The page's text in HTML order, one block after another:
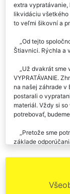
extra
likvidáciu všetkého
to veľmi šikovní a
Od tejto
Štiavnici. Rýchla a
Už dvakrát sme
VYPRATÁVANIE.
na našej záhrade v
postarali o
materiál. Vždy si
potrebovať,
Pretože sme
základe
Firmu EXTRA
sme celkom